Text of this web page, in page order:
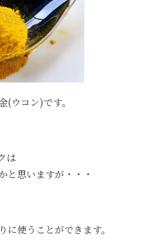
(ウコン)です。
は
と思いますが・・・
使うことができます。